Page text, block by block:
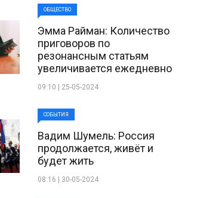
ОБЩЕСТВО
Эмма Райман: Количество
приговоров по
резонансным статьям
увеличивается ежедневно
09:10 | 25-05-2024
СОБЫТИЯ
Вадим Шумель: Россия
продолжается, живёт и
будет жить
08:16 | 30-05-2024